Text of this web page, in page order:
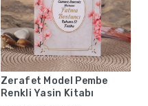
Zerafet Model Pembe
Renkli Yasin Kitabı